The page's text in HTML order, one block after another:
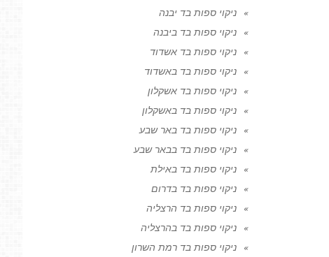
ניקוי ספות בד יבנה
ניקוי ספות בד ביבנה
ניקוי ספות בד אשדוד
ניקוי ספות בד באשדוד
ניקוי ספות בד אשקלון
ניקוי ספות בד באשקלון
ניקוי ספות בד באר שבע
ניקוי ספות בד בבאר שבע
ניקוי ספות בד באילת
ניקוי ספות בד בדרום
ניקוי ספות בד הרצליה
ניקוי ספות בד בהרצליה
ניקוי ספות בד רמת השרון